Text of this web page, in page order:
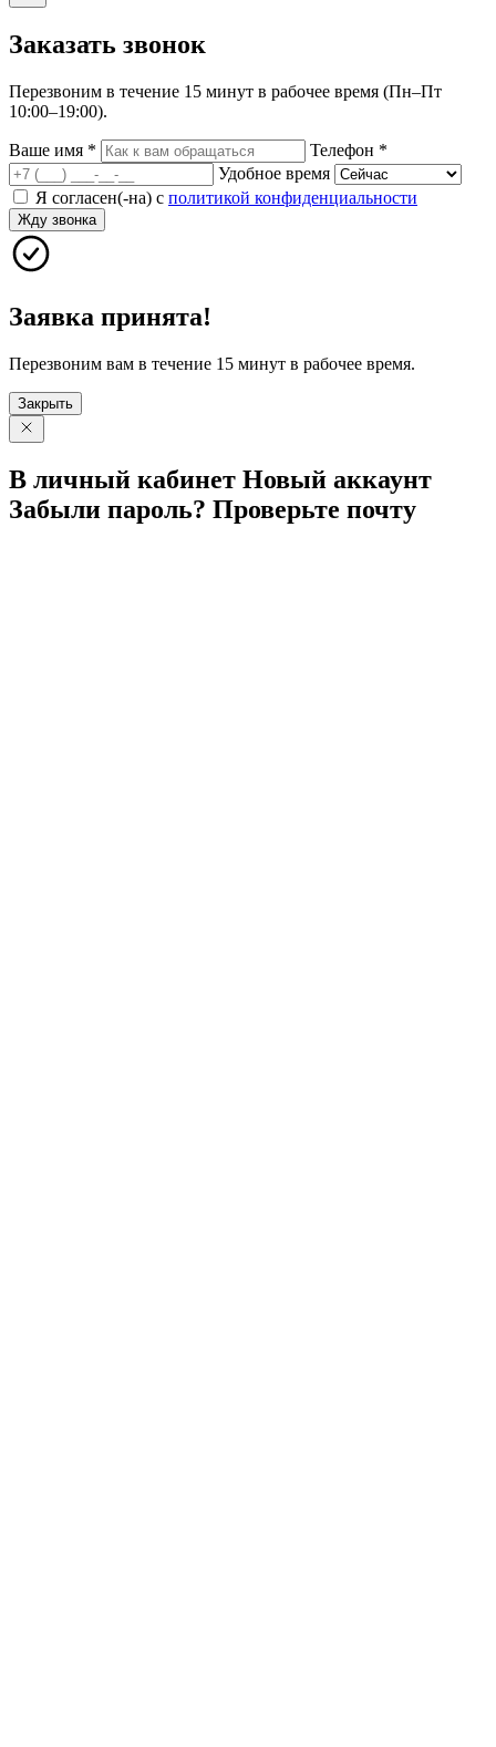
Заказать звонок
Перезвоним в течение 15 минут в рабочее время (Пн–Пт
10:00–19:00).
Ваше имя * Телефон *
Удобное время
Я согласен(-на) с политикой конфиденциальности
Жду звонка
Заявка принята!
Перезвоним вам в течение 15 минут в рабочее время.
Закрыть
В личный кабинет Новый аккаунт
Забыли пароль? Проверьте почту